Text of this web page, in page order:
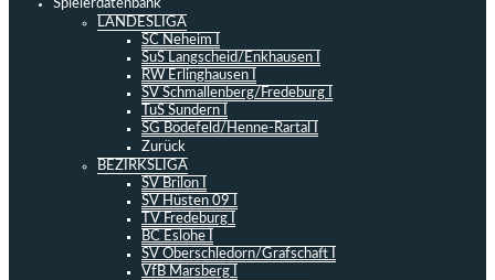
Spielerdatenbank
LANDESLIGA
SC Neheim I
SuS Langscheid/Enkhausen I
RW Erlinghausen I
SV Schmallenberg/Fredeburg I
TuS Sundern I
SG Bödefeld/Henne-Rartal I
Zurück
BEZIRKSLIGA
SV Brilon I
SV Hüsten 09 I
TV Fredeburg I
BC Eslohe I
SV Oberschledorn/Grafschaft I
VfB Marsberg I